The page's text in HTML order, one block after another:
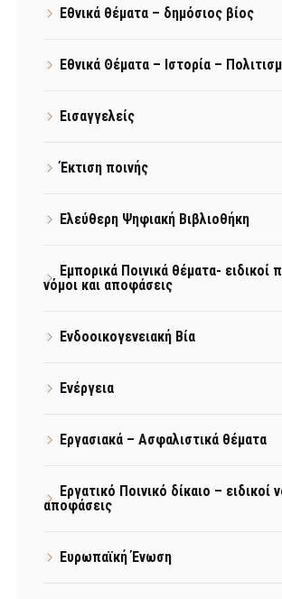
Εθνικά θέματα – δημόσιος βίος
Εθνικά Θέματα – Ιστορία –
Εισαγγελείς
Έκτιση ποινής
Ελεύθερη Ψηφιακή Βιβλιοθήκη
Εμπορικά Ποινικά θέματα- ειδικοί
νόμοι και αποφάσεις
Ενδοοικογενειακή Βία
Ενέργεια
Εργασιακά – Ασφαλιστικά θέματα
Εργατικό Ποινικό δίκαιο – ειδικοί
αποφάσεις
Ευρωπαϊκή Ένωση